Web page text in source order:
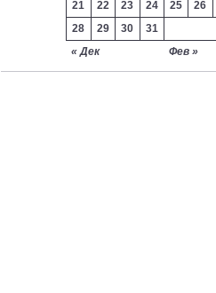
« Дек Фев »
21 22 23 24 25 26
28
29 30 31